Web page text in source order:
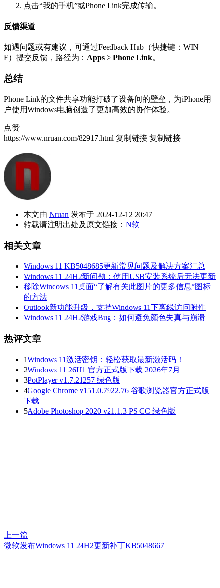
点击“我的手机”或Phone Link完成传输。
反馈渠道
如遇问题或有建议，可通过Feedback Hub（快捷键：WIN +
F）提交反馈，路径为： Apps > Phone Link。
总结
Phone Link的文件共享功能打破了设备间的壁垒，为iPhone用
户使用Windows电脑创造了更加高效的协作体验。
点赞
https://www.nruan.com/82917.html 复制链接 复制链接
本文由 Nruan 发布于 2024-12-12 20:47
转载请注明出处及原文链接： N软
相关文章
Windows 11 KB5048685更新常见问题及解决方案汇总
Windows 11 24H2新问题：使用USB安装系统后无法更新
移除Windows 11桌面“了解有关此图片的更多信息”图标
的方法
Outlook新功能升级，支持Windows 11下离线访问附件
Windows 11 24H2游戏Bug：如何避免颜色失真与崩溃
热评文章
1Windows 11激活密钥：轻松获取最新激活码！
2Windows 11 26H1 官方正式版下载 2026年7月
3PotPlayer v1.7.21257 绿色版
4Google Chrome v151.0.7922.76 谷歌浏览器官方正式版
下载
5Adobe Photoshop 2020 v21.1.3 PS CC 绿色版
上一篇
微软发布Windows 11 24H2更新补丁KB5048667